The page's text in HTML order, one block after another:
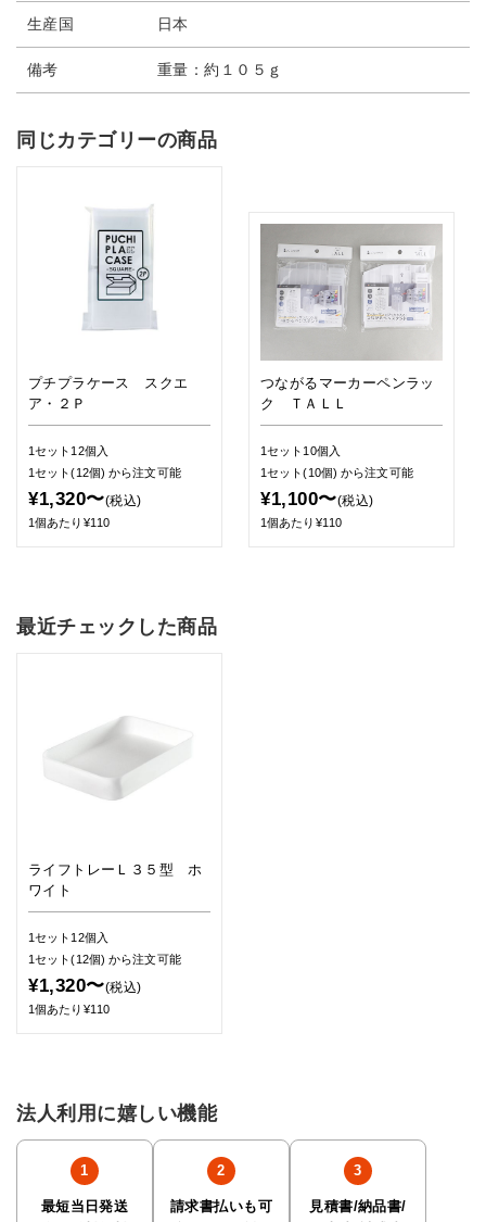
生産国 日本
備考 重量：約１０５ｇ
同じカテゴリーの商品
プチプラケース スクエ
ア・２Ｐ
1セット12個入
1セット(12個)から注文可能
¥1,320〜(税込)
1個あたり¥110
つながるマーカーペンラッ
ク ＴＡＬＬ
1セット10個入
1セット(10個)から注文可能
¥1,100〜(税込)
1個あたり¥110
最近チェックした商品
ライフトレーＬ３５型 ホ
ワイト
1セット12個入
1セット(12個)から注文可能
¥1,320〜(税込)
1個あたり¥110
法人利用に嬉しい機能
最短当日発送 請求書払いも可 見積書/納品書/